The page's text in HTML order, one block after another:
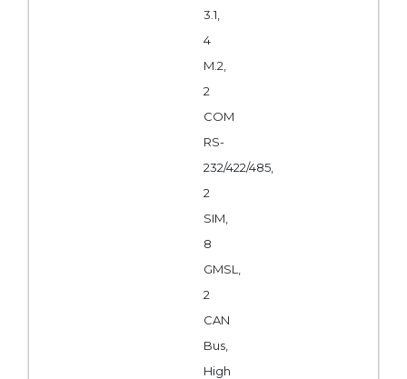
3.1,
4
M.2,
2
COM
RS-
232/422/485,
2
SIM,
8
GMSL,
2
CAN
Bus,
High